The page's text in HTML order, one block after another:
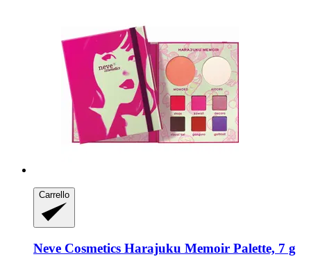
Carrello
Neve Cosmetics Harajuku Memoir Palette, 7 g